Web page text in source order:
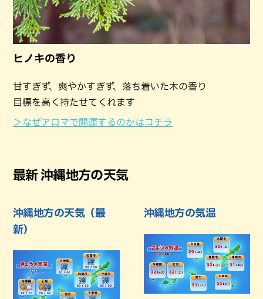
ヒノキの香り
甘すぎず、爽やかすぎず、落ち着いた木の香り
目標を高く持たせてくれます
＞なぜアロマで開運するのかはコチラ
最新 沖縄地方の天気
沖縄地方の天気（最
新）
沖縄地方の気温